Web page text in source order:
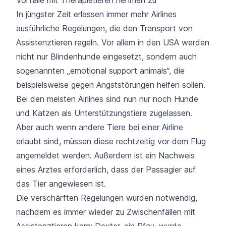
In jüngster Zeit erlassen immer mehr Airlines
ausführliche Regelungen, die den Transport von
Assistenztieren regeln. Vor allem in den USA werden
nicht nur Blindenhunde eingesetzt, sondern auch
sogenannten „emotional support animals“, die
beispielsweise gegen Angststörungen helfen sollen.
Bei den meisten Airlines sind nun nur noch Hunde
und Katzen als Unterstützungstiere zugelassen.
Aber auch wenn andere Tiere bei einer Airline
erlaubt sind, müssen diese rechtzeitig vor dem Flug
angemeldet werden. Außerdem ist ein Nachweis
eines Arztes erforderlich, dass der Passagier auf
das Tier angewiesen ist.
Die verschärften Regelungen wurden notwendig,
nachdem es immer wieder zu Zwischenfällen mit